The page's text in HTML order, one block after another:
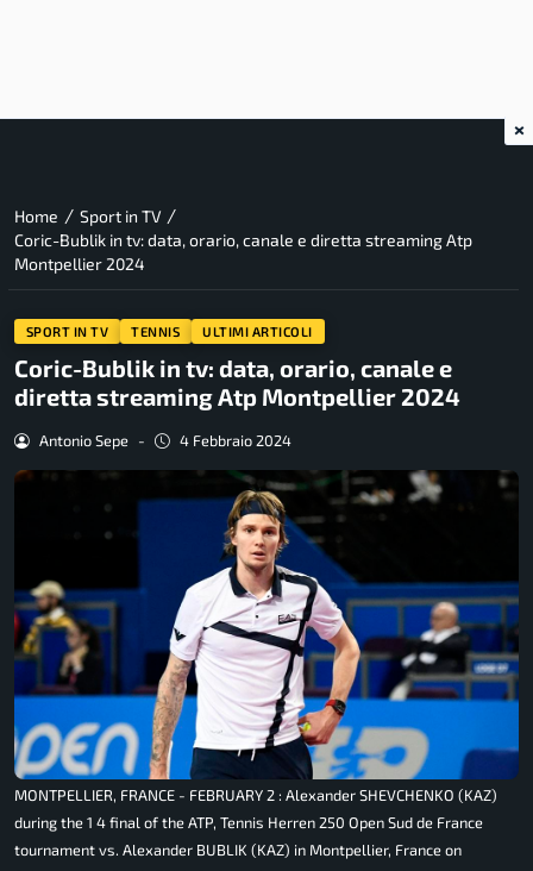
Home / Sport in TV /
Coric-Bublik in tv: data, orario, canale e diretta streaming Atp
Montpellier 2024
SPORT IN TV TENNIS ULTIMI ARTICOLI
Coric-Bublik in tv: data, orario, canale e
diretta streaming Atp Montpellier 2024
Antonio Sepe - 4 Febbraio 2024
MONTPELLIER, FRANCE - FEBRUARY 2 : Alexander SHEVCHENKO (KAZ)
during the 1 4 final of the ATP, Tennis Herren 250 Open Sud de France
tournament vs. Alexander BUBLIK (KAZ) in Montpellier, France on
×